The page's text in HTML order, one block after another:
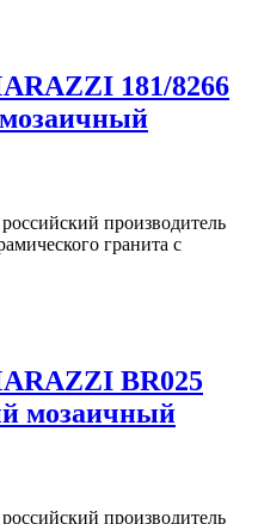
181/8266
производитель
гранита с
BR025
мозаичный
производитель